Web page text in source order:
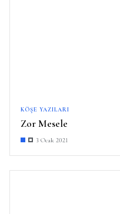
KÖŞE YAZILARI
Zor Mesele
3 Ocak 2021